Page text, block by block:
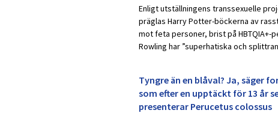
Enligt utställningens transsexuelle
präglas Harry Potter-böckerna av
mot feta personer, brist på HBTQIA+-
Rowling har ”superhatiska och
Tyngre än en blåval? Ja, säger
som efter en upptäckt för 13 år
presenterar Perucetus colossus